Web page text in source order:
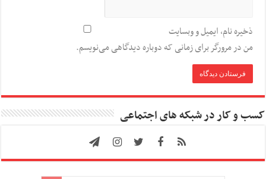
ذخیره نام، ایمیل و وبسایت
من در مرورگر برای زمانی که دوباره دیدگاهی می‌نویسم.
کسب و کار در شبکه های اجتماعی